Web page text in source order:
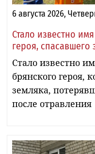
6 августа 2026,
Стало известно
героя, спасавшего
Стало известно
брянского героя,
земляка,
после отравления